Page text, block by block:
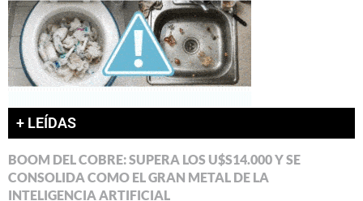
+ LEÍDAS
BOOM DEL COBRE: SUPERA LOS U$S14.000 Y SE
CONSOLIDA COMO EL GRAN METAL DE LA
INTELIGENCIA ARTIFICIAL